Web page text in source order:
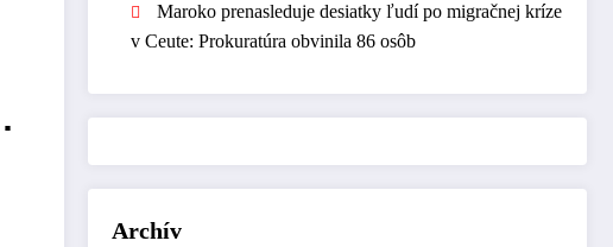
Maroko prenasleduje desiatky ľudí po migračnej kríze
v Ceute: Prokuratúra obvinila 86 osôb
Archív